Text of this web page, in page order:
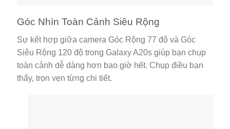
Góc Nhìn Toàn Cảnh Siêu Rộng
Sự kết hợp giữa camera Góc Rộng 77 độ và Góc
Siêu Rộng 120 độ trong Galaxy A20s giúp bạn chụp
toàn cảnh dễ dàng hơn bao giờ hết. Chụp điều bạn
thấy, trọn vẹn từng chi tiết.